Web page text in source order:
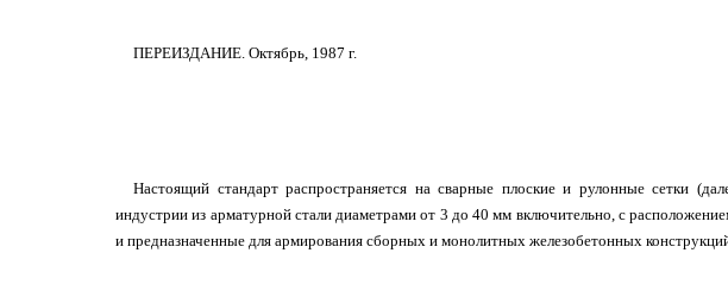
ПЕРЕИЗДАНИЕ. Октябрь, 1987 г.
Настоящий стандарт распространяется на сварные плоские и рулонные сетки
индустрии из арматурной стали диаметрами от 3 до 40 мм включительно, с
и предназначенные для армирования сборных и монолитных железобетонных